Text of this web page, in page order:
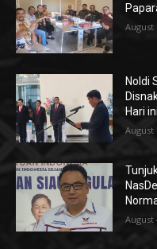
August
Noldi
Hari
August
August